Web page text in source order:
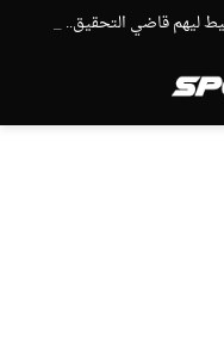
أيت منا: “كاع لي كانو كيساعدو الوداد عيط ليهم قاضي التحقيق.. دابا حتى شي واحد ما بقا باغي يعاون”